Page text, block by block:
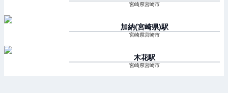
宮崎県宮崎市
加納(宮崎県)駅
宮崎県宮崎市
木花駅
宮崎県宮崎市